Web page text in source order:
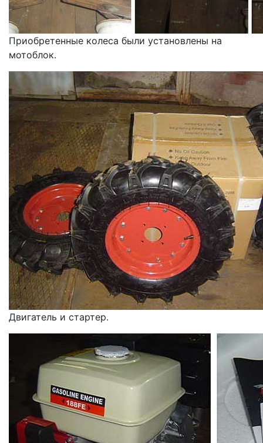
Приобретенные колеса были установлены на
мотоблок.
Двигатель и стартер.